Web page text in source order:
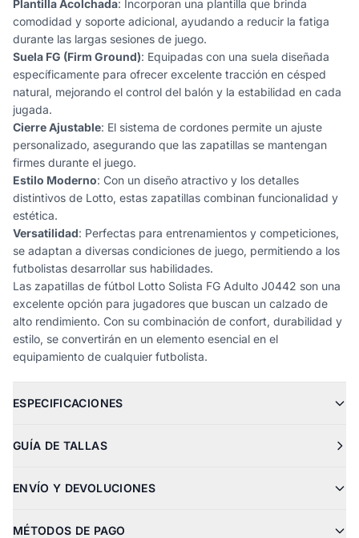
Plantilla Acolchada: Incorporan una plantilla que brinda
comodidad y soporte adicional, ayudando a reducir la fatiga
durante las largas sesiones de juego.
Suela FG (Firm Ground): Equipadas con una suela diseñada
específicamente para ofrecer excelente tracción en césped
natural, mejorando el control del balón y la estabilidad en cada
jugada.
Cierre Ajustable: El sistema de cordones permite un ajuste
personalizado, asegurando que las zapatillas se mantengan
firmes durante el juego.
Estilo Moderno: Con un diseño atractivo y los detalles
distintivos de Lotto, estas zapatillas combinan funcionalidad y
estética.
Versatilidad: Perfectas para entrenamientos y competiciones,
se adaptan a diversas condiciones de juego, permitiendo a los
futbolistas desarrollar sus habilidades.
Las zapatillas de fútbol Lotto Solista FG Adulto J0442 son una
excelente opción para jugadores que buscan un calzado de
alto rendimiento. Con su combinación de confort, durabilidad y
estilo, se convertirán en un elemento esencial en el
equipamiento de cualquier futbolista.
ESPECIFICACIONES
GUÍA DE TALLAS
ENVÍO Y DEVOLUCIONES
MÉTODOS DE PAGO